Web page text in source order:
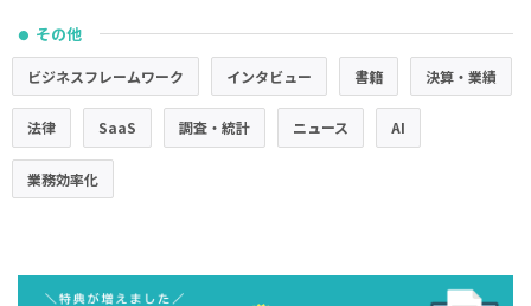
● その他
ビジネスフレームワーク インタビュー 書籍 決算・業績
法律 SaaS 調査・統計 ニュース AI
業務効率化